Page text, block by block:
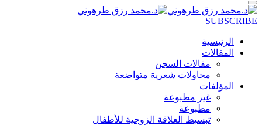
SUBSCRIBE
الرئيسية
المقالات
مقالات السجن
محاولات شعرية متواضعة
المؤلفات
غير مطبوعة
مطبوعة
تبسيط العلاقة الزوجية للأطفال